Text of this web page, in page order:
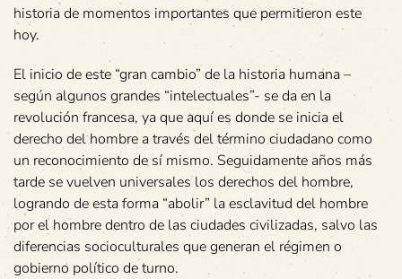
historia de momentos importantes que permitieron este
hoy.
El inicio de este “gran cambio” de la historia humana –
según algunos grandes “intelectuales”- se da en la
revolución francesa, ya que aquí es donde se inicia el
derecho del hombre a través del término ciudadano como
un reconocimiento de sí mismo. Seguidamente años más
tarde se vuelven universales los derechos del hombre,
logrando de esta forma “abolir” la esclavitud del hombre
por el hombre dentro de las ciudades civilizadas, salvo las
diferencias socioculturales que generan el régimen o
gobierno político de turno.